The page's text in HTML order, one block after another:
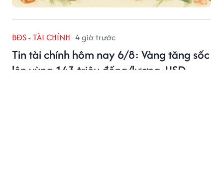
BĐS - TÀI CHÍNH 4 giờ trước
Tin tài chính hôm nay 6/8: Vàng tăng sốc
lên vùng 143 triệu đồng/lượng, USD